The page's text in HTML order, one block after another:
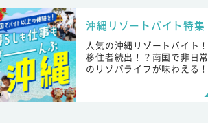
沖縄リゾートバイト特集
人気の沖縄リゾートバイト！
移住者続出！？南国で非日常
のリゾバライフが味わえる！